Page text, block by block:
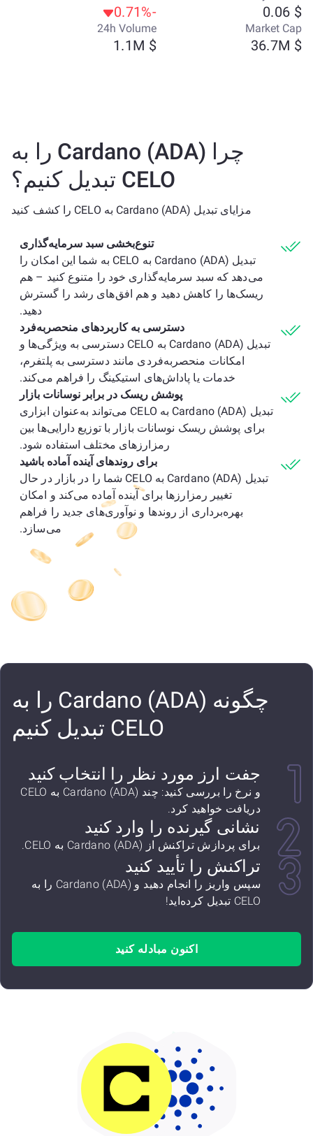
$ 0.06
-0.71%
Market Cap
$ 36.7M
24h Volume
$ 1.1M
چرا Cardano (ADA) را به
CELO تبدیل کنیم؟
مزایای تبدیل Cardano (ADA) به CELO را کشف کنید
تنوع‌بخشی سبد سرمایه‌گذاری
تبدیل Cardano (ADA) به CELO به شما این امکان را
می‌دهد که سبد سرمایه‌گذاری خود را متنوع کنید – هم
ریسک‌ها را کاهش دهید و هم افق‌های رشد را گسترش
دهید.
دسترسی به کاربردهای منحصربه‌فرد
تبدیل Cardano (ADA) به CELO دسترسی به ویژگی‌ها و
امکانات منحصربه‌فردی مانند دسترسی به پلتفرم،
خدمات یا پاداش‌های استیکینگ را فراهم می‌کند.
پوشش ریسک در برابر نوسانات بازار
تبدیل Cardano (ADA) به CELO می‌تواند به‌عنوان ابزاری
برای پوشش ریسک نوسانات بازار با توزیع دارایی‌ها بین
رمزارزهای مختلف استفاده شود.
برای روندهای آینده آماده باشید
تبدیل Cardano (ADA) به CELO شما را در بازار در حال
تغییر رمزارزها برای آینده آماده می‌کند و امکان
بهره‌برداری از روندها و نوآوری‌های جدید را فراهم
می‌سازد.
چگونه Cardano (ADA) را به
CELO تبدیل کنیم
جفت ارز مورد نظر را انتخاب کنید
و نرخ را بررسی کنید: چند Cardano (ADA) به CELO
دریافت خواهید کرد.
نشانی گیرنده را وارد کنید
برای پردازش تراکنش از Cardano (ADA) به CELO.
تراکنش را تأیید کنید
سپس واریز را انجام دهید و Cardano (ADA) را به
CELO تبدیل کرده‌اید!
اکنون مبادله کنید